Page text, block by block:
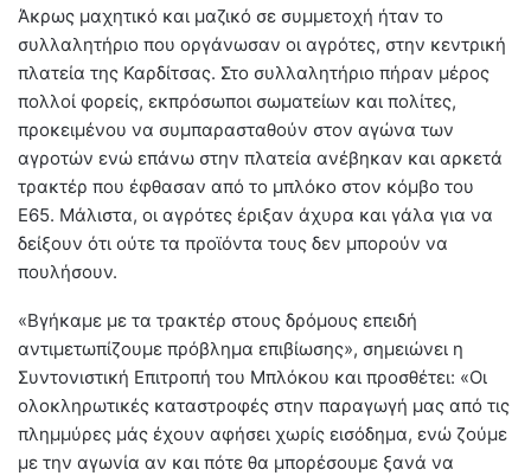
Άκρως μαχητικό και μαζικό σε συμμετοχή ήταν το
συλλαλητήριο που οργάνωσαν οι αγρότες, στην κεντρική
πλατεία της Καρδίτσας. Στο συλλαλητήριο πήραν μέρος
πολλοί φορείς, εκπρόσωποι σωματείων και πολίτες,
προκειμένου να συμπαρασταθούν στον αγώνα των
αγροτών ενώ επάνω στην πλατεία ανέβηκαν και αρκετά
τρακτέρ που έφθασαν από το μπλόκο στον κόμβο του
Ε65. Μάλιστα, οι αγρότες έριξαν άχυρα και γάλα για να
δείξουν ότι ούτε τα προϊόντα τους δεν μπορούν να
πουλήσουν.
«Βγήκαμε με τα τρακτέρ στους δρόμους επειδή
αντιμετωπίζουμε πρόβλημα επιβίωσης», σημειώνει η
Συντονιστική Επιτροπή του Μπλόκου και προσθέτει: «Οι
ολοκληρωτικές καταστροφές στην παραγωγή μας από τις
πλημμύρες μάς έχουν αφήσει χωρίς εισόδημα, ενώ ζούμε
με την αγωνία αν και πότε θα μπορέσουμε ξανά να